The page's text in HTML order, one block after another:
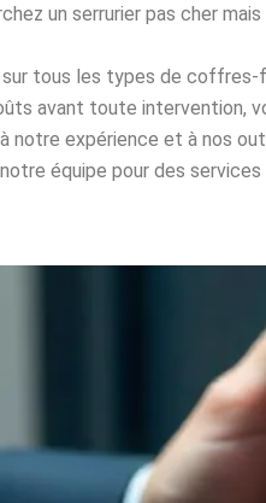
un serrurier pas cher
tous les types de
avant toute intervention,
notre expérience et à nos
équipe pour des